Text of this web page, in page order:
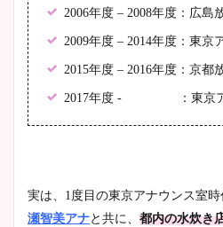
鈴
イ
と
2006年度 – 2008年度：広島
2009年度 – 2014年度：東京
2015年度 – 2016年度：京都
2017年度 - ：東京アナ
実は、1度目の東京アナウンス室
瀬智美アナと共に、 都内の水炊き